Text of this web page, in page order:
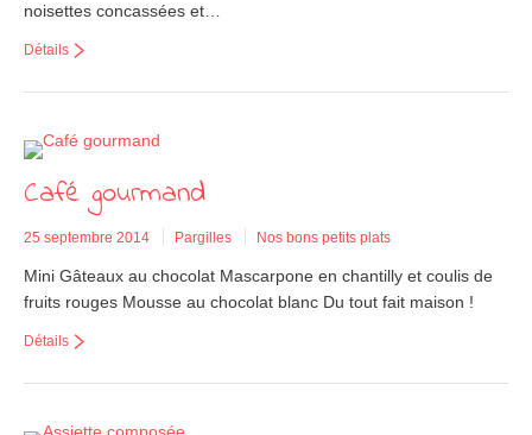
noisettes concassées et…
Détails
Café gourmand
25 septembre 2014 Pargilles Nos bons petits plats
Mini Gâteaux au chocolat Mascarpone en chantilly et coulis de
fruits rouges Mousse au chocolat blanc Du tout fait maison !
Détails